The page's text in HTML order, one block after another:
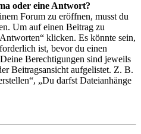
oder eine Antwort?
Forum zu eröffnen, musst du
Um auf einen Beitrag zu
klicken. Es könnte sein,
ist, bevor du einen
Berechtigungen sind jeweils
Beitragsansicht aufgelistet. Z. B.
„Du darfst Dateianhänge